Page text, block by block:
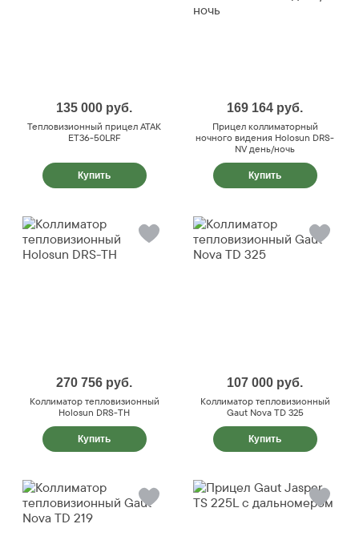
135 000 руб.
Тепловизионный прицел ATAK
ET36-50LRF
Купить
169 164 руб.
Прицел коллиматорный
ночного видения Holosun DRS-
NV день/ночь
Купить
270 756 руб.
Коллиматор тепловизионный
Holosun DRS-TH
Купить
107 000 руб.
Коллиматор тепловизионный
Gaut Nova TD 325
Купить